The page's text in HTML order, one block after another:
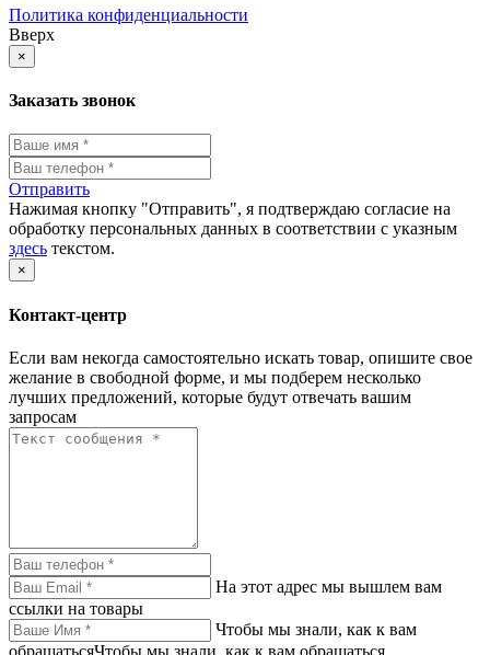
Политика конфиденциальности
Вверх
×
Заказать звонок
Отправить
Нажимая кнопку "Отправить", я подтверждаю согласие на
обработку персональных данных в соответствии с указным
здесь текстом.
×
Контакт-центр
Если вам некогда самостоятельно искать товар, опишите свое
желание в свободной форме, и мы подберем несколько
лучших предложений, которые будут отвечать вашим
запросам
На этот адрес мы вышлем вам
ссылки на товары
Чтобы мы знали, как к вам
обращатьсяЧтобы мы знали, как к вам обращаться